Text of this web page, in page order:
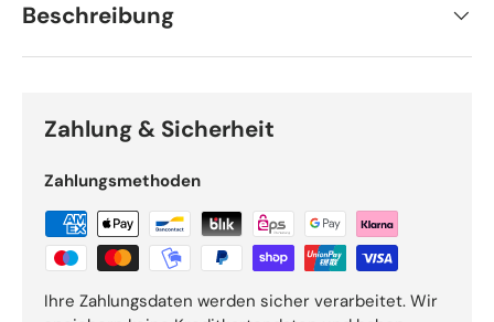
Beschreibung
Zahlung & Sicherheit
Zahlungsmethoden
Ihre Zahlungsdaten werden sicher verarbeitet. Wir